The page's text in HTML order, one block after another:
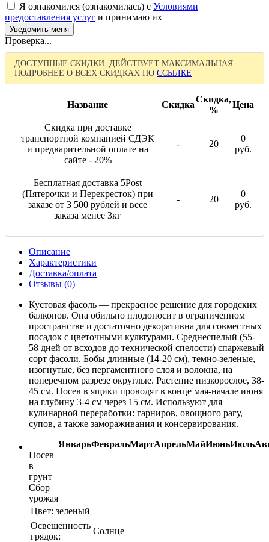
Я ознакомился (ознакомилась) с Условиями
предоставления услуг и принимаю их
Проверка...
ДОСТУПНЫЕ СКИДКИ. ДЕЙСТВУЕТ МАКСИМАЛЬНАЯ.
ПОДРОБНЕЕ О ВСЕХ СКИДКАХ ПО ССЫЛКЕ
Название Скидка
Скидка,
%
Цена
Скидка при доставке
транспортной компанией СДЭК
и предварительной оплате на
сайте - 20%
- 20
0
руб.
Бесплатная доставка 5Post
(Пятерочки и Перекресток) при
заказе от 3 500 рублей и весе
заказа менее 3кг
- 20
0
руб.
Описание
Характеристики
Доставка/оплата
Отзывы (0)
Кустовая фасоль — прекрасное решение для городских
балконов. Она обильно плодоносит в ограниченном
пространстве и достаточно декоративна для совместных
посадок с цветочными культурами. Среднеспелый (55-
58 дней от всходов до технической спелости) спаржевый
сорт фасоли. Бобы длинные (14-20 см), темно-зеленые,
изогнутые, без пергаментного слоя и волокна, на
поперечном разрезе округлые. Растение низкорослое, 38-
45 см. Посев в ящики проводят в конце мая-начале июня
на глубину 3-4 см через 15 см. Используют для
кулинарной переработки: гарниров, овощного рагу,
супов, а также замораживания и консервирования.
ЯнварьФевральМартАпрельМайИюньИюль
Посев
в
грунт
Сбор
урожая
Цвет: зеленый
Освещенность
грядок:
Солнце